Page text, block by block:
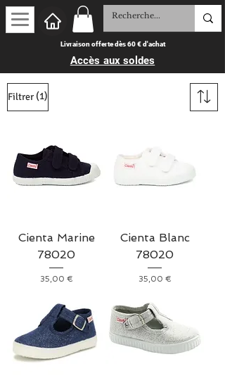
Livraison offerte dès 60 € d'achat
Accès aux soldes
Filtrer (1)
Cienta Marine
78020
Prix
35,00 €
Cienta Blanc
78020
Prix
35,00 €